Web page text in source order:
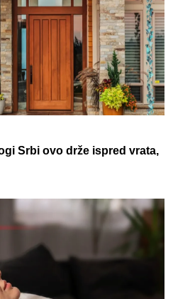
Srbi ovo drže ispred vrata,